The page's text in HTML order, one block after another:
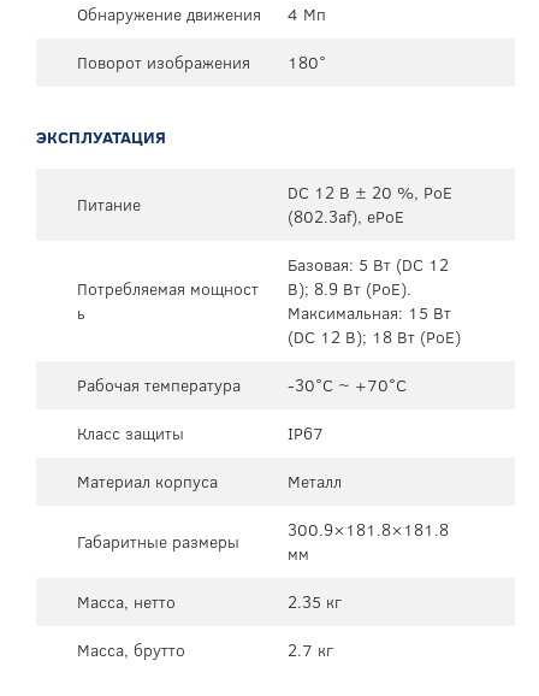
Обнаружение движения
4 Мп
Поворот изображения
180°
ЭКСПЛУАТАЦИЯ
Питание
DC 12 В ± 20 %, PoE
(802.3af), ePoE
Потребляемая мощност
ь
Базовая: 5 Вт (DC 12
В); 8.9 Вт (PoE).
Максимальная: 15 Вт
(DC 12 В); 18 Вт (PoE)
Рабочая температура
-30°C ~ +70°C
Класс защиты
IP67
Материал корпуса
Металл
Габаритные размеры
300.9×181.8×181.8
мм
Масса, нетто
2.35 кг
Масса, брутто
2.7 кг